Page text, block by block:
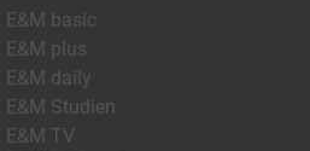
E&M basic
E&M plus
E&M daily
E&M Studien
E&M TV